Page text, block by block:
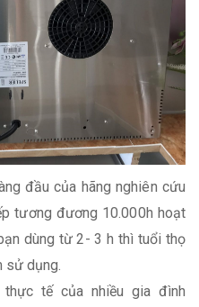
đầu của hãng nghiên cứu
tương đương 10.000h hoạt
dùng từ 2- 3 h thì tuổi thọ
dụng.
tế của nhiều gia đình